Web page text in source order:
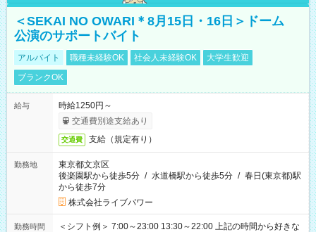
＜SEKAI NO OWARI＊8月15日・16日＞ドーム
公演のサポートバイト
アルバイト 職種未経験OK 社会人未経験OK
大学生歓迎
ブランクOK
給与
時給1250円～
交通費別途支給あり
交通費 支給（規定有り）
勤務地
東京都文京区
後楽園駅から徒歩5分 / 水道橋駅から徒歩5分 / 春日(東京都)駅
から徒歩7分
株式会社ライブパワー
勤務時間
＜シフト例＞ 7:00～23:00 13:30～22:00 上記の時間から好きな